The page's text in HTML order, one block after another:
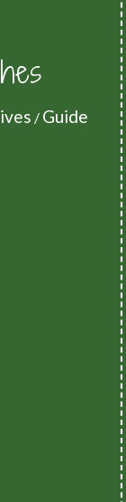
/ Guide